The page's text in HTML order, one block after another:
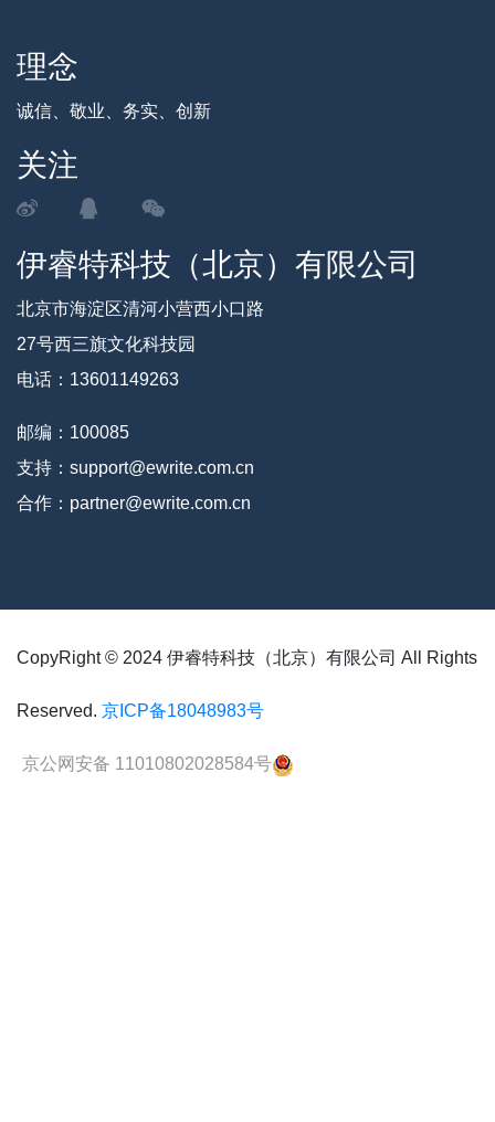
理念
诚信、敬业、务实、创新
关注
伊睿特科技（北京）有限公司
北京市海淀区清河小营西小口路
27号西三旗文化科技园
电话：13601149263
邮编：100085
支持：support@ewrite.com.cn
合作：partner@ewrite.com.cn
CopyRight © 2024 伊睿特科技（北京）有限公司 All Rights
Reserved. 京ICP备18048983号
京公网安备 11010802028584号